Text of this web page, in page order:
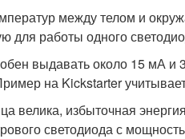
между телом и
для работы одного
выдавать около 15 мА и
на Kickstarter
велика, избыточная
светодиода с